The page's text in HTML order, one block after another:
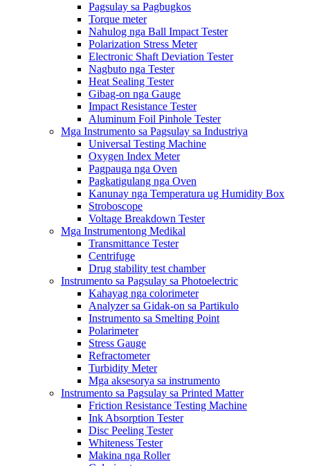
Pagsulay sa Pagbugkos
Torque meter
Nahulog nga Ball Impact Tester
Polarization Stress Meter
Electronic Shaft Deviation Tester
Nagbuto nga Tester
Heat Sealing Tester
Gibag-on nga Gauge
Impact Resistance Tester
Aluminum Foil Pinhole Tester
Mga Instrumento sa Pagsulay sa Industriya
Universal Testing Machine
Oxygen Index Meter
Pagpauga nga Oven
Pagkatigulang nga Oven
Kanunay nga Temperatura ug Humidity Box
Stroboscope
Voltage Breakdown Tester
Mga Instrumentong Medikal
Transmittance Tester
Centrifuge
Drug stability test chamber
Instrumento sa Pagsulay sa Photoelectric
Kahayag nga colorimeter
Analyzer sa Gidak-on sa Partikulo
Instrumento sa Smelting Point
Polarimeter
Stress Gauge
Refractometer
Turbidity Meter
Mga aksesorya sa instrumento
Instrumento sa Pagsulay sa Printed Matter
Friction Resistance Testing Machine
Ink Absorption Tester
Disc Peeling Tester
Whiteness Tester
Makina nga Roller